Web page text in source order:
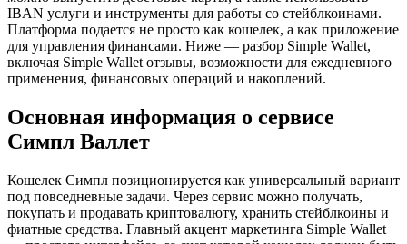
IBAN услуги и инструменты для работы со стейблкоинами.
Платформа подается не просто как кошелек, а как приложение
для управления финансами. Ниже — разбор Simple Wallet,
включая Simple Wallet отзывы, возможности для ежедневного
применения, финансовых операций и накоплений.
Основная информация о сервисе
Симпл Валлет
Кошелек Симпл позиционируется как универсальный вариант
под повседневные задачи. Через сервис можно получать,
покупать и продавать криптовалюту, хранить стейблкоины и
фиатные средства. Главный акцент маркетинга Simple Wallet